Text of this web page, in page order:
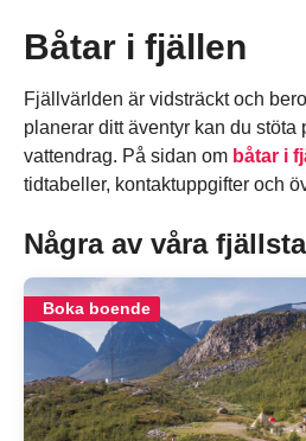
Båtar i fjällen
Fjällvärlden är vidsträckt och
planerar ditt äventyr kan du stöta
vattendrag. På sidan om båtar i
tidtabeller, kontaktuppgifter och
Några av våra
Boka boende